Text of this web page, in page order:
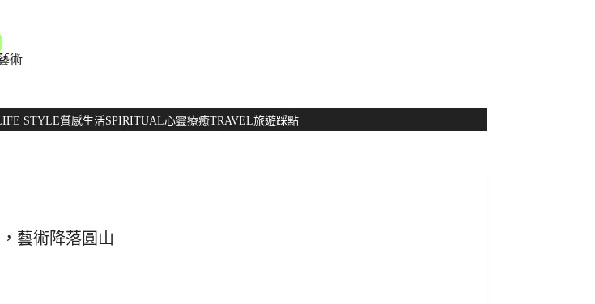
術
STYLE質感生活SPIRITUAL心靈療癒TRAVEL旅遊踩點
藝術降落圓山